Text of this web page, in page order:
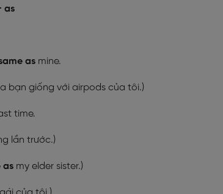
as
as mine.
bạn giống với airpods của tôi.)
time.
lần trước.)
as my elder sister.)